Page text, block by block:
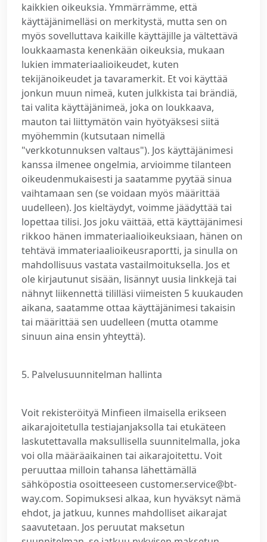
kaikkien oikeuksia. Ymmärrämme, että
käyttäjänimelläsi on merkitystä, mutta sen on
myös sovelluttava kaikille käyttäjille ja vältettävä
loukkaamasta kenenkään oikeuksia, mukaan
lukien immateriaalioikeudet, kuten
tekijänoikeudet ja tavaramerkit. Et voi käyttää
jonkun muun nimeä, kuten julkkista tai brändiä,
tai valita käyttäjänimeä, joka on loukkaava,
mauton tai liittymätön vain hyötyäksesi siitä
myöhemmin (kutsutaan nimellä
"verkkotunnuksen valtaus"). Jos käyttäjänimesi
kanssa ilmenee ongelmia, arvioimme tilanteen
oikeudenmukaisesti ja saatamme pyytää sinua
vaihtamaan sen (se voidaan myös määrittää
uudelleen). Jos kieltäydyt, voimme jäädyttää tai
lopettaa tilisi. Jos joku väittää, että käyttäjänimesi
rikkoo hänen immateriaalioikeuksiaan, hänen on
tehtävä immateriaalioikeusraportti, ja sinulla on
mahdollisuus vastata vastailmoituksella. Jos et
ole kirjautunut sisään, lisännyt uusia linkkejä tai
nähnyt liikennettä tililläsi viimeisten 5 kuukauden
aikana, saatamme ottaa käyttäjänimesi takaisin
tai määrittää sen uudelleen (mutta otamme
sinuun aina ensin yhteyttä).
5. Palvelusuunnitelman hallinta
Voit rekisteröityä Minfieen ilmaisella erikseen
aikarajoitetulla testiajanjaksolla tai etukäteen
laskutettavalla maksullisella suunnitelmalla, joka
voi olla määräaikainen tai aikarajoitettu. Voit
peruuttaa milloin tahansa lähettämällä
sähköpostia osoitteeseen customer.service@bt-
way.com. Sopimuksesi alkaa, kun hyväksyt nämä
ehdot, ja jatkuu, kunnes mahdolliset aikarajat
saavutetaan. Jos peruutat maksetun